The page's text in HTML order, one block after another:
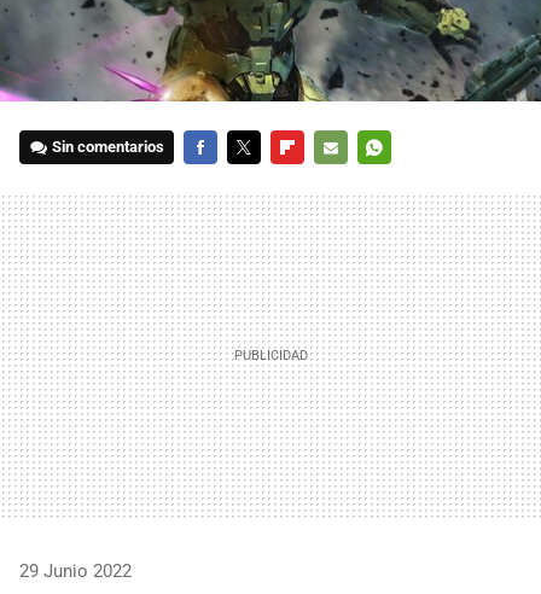
Sin comentarios
MAIL
29 Junio 2022